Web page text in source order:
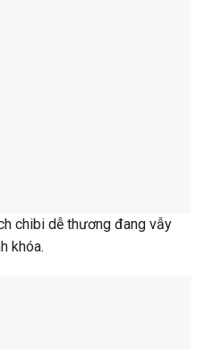
chibi dễ thương đang vẫy
khóa.